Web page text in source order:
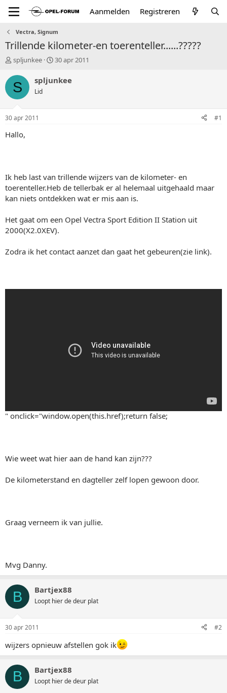
Aanmelden Registreren
Vectra, Signum
Trillende kilometer-en toerenteller......?????
T
p
i
a
r
spljunkee
S
a
30 apr 2011
S spljunkee
Lid
30 apr 2011 #1
Hallo,
Ik heb last van trillende wijzers van de kilometer- en
toerenteller.Heb de tellerbak er al helemaal uitgehaald maar
kan niets ontdekken wat er mis aan is.
Het gaat om een Opel Vectra Sport Edition II Station uit
2000(X2.0XEV).
Zodra ik het contact aanzet dan gaat het gebeuren(zie link).
" onclick="window.open(this.href);return false;
Wie weet wat hier aan de hand kan zijn???
De kilometerstand en dagteller zelf lopen gewoon door.
Graag verneem ik van jullie.
Mvg Danny.
B Bartjex88
Loopt hier de deur plat
30 apr 2011 #2
wijzers opnieuw afstellen gok ik
B Bartjex88
Loopt hier de deur plat